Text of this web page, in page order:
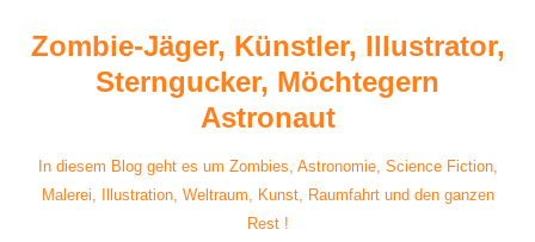
springen
Zombie-Jäger, Künstler, Illustrator,
Sterngucker, Möchtegern
Astronaut
In diesem Blog geht es um Zombies, Astronomie, Science Fiction,
Malerei, Illustration, Weltraum, Kunst, Raumfahrt und den ganzen
Rest !